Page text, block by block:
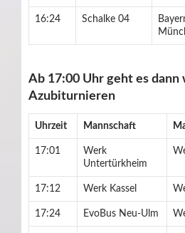
16:24 Schalke 04
Ab 17:00 Uhr geht es
Azubiturnieren
Uhrzeit Mannschaft
17:01
Werk
Untertürkheim
17:12 Werk Kassel
17:24 EvoBus Neu-Ulm